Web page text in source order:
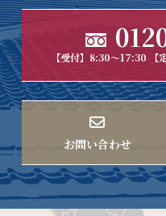
【受付】8:30～17:30 【
お問い合わせ